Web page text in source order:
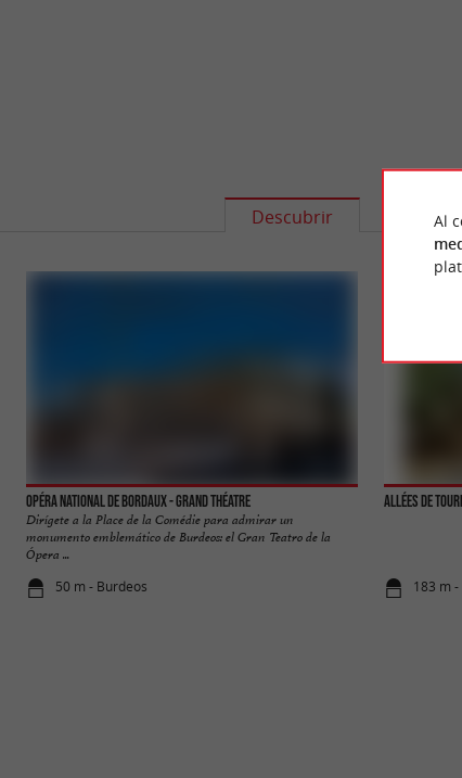
Descubrir
Opéra National de Bordaux - Grand Théatre
Dirígete a la Place de la Comédie para admirar un
monumento emblemático de Burdeos: el Gran Teatro de la
Ópera ...
50 m - Burdeos
Allées de
183 m
Al